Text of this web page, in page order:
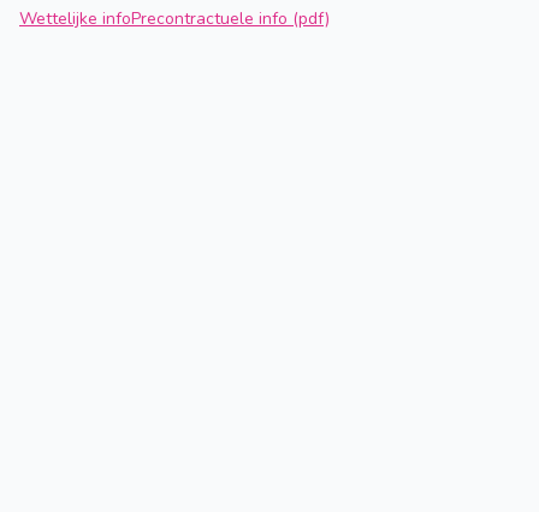
Wettelijke infoPrecontractuele info (pdf)